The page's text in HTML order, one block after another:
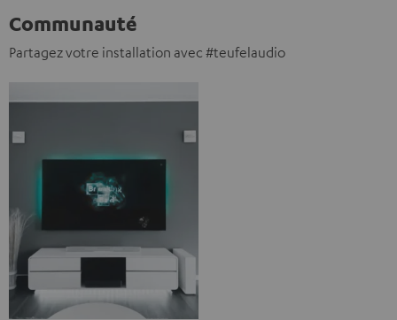
Communauté
Partagez votre installation avec #teufelaudio